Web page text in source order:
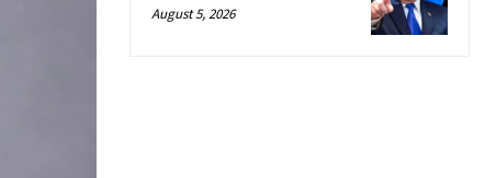
August 5, 2026